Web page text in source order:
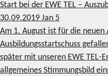
Start bei der EWE TEL –
30.09.2019 Jan 5
Am 1. August ist für die neuen
Ausbildungsstartschuss
später mit unseren EWE TEL-
allgemeines Stimmungsbild